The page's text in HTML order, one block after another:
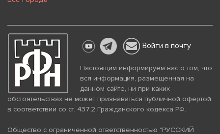
Войти в почту
Настоящим информируем вас о том, что
вся информация, размещенная на
данном сайте, ни при каких
обстоятельствах не может признаваться публичной офертой
в соответствии со ст. 437.2 Гражданского кодекса РФ.
Общество с ограниченной ответственностью "РУССКИЙ